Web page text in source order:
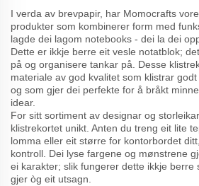
I verda av brevpapir, har Momocrafts
produkter som kombinerer form med
lagde dei lagom notebooks - dei la dei
Dette er ikkje berre eit vesle notatblok;
på og organisere tankar på. Desse
materiale av god kvalitet som klistrar
og som gjer dei perfekte for å bråkt
idear.
For sitt sortiment av designar og
klistrekortet unikt. Anten du treng eit lite
lomma eller eit større for kontorbordet
kontroll. Dei lyse fargene og mønstrene
ei karakter; slik fungerer dette ikkje berre
gjer òg eit utsagn.